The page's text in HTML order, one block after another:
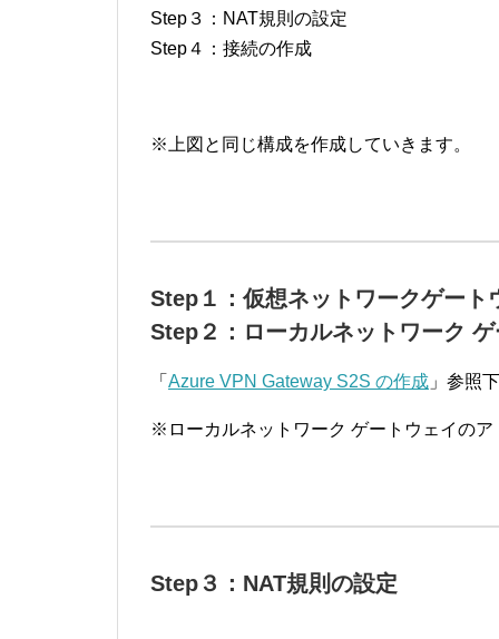
Step３：NAT規則の設定
Step４：接続の作成
※上図と同じ構成を作成していきます。
Step１：仮想ネットワークゲート
Step２：ローカルネットワーク
「 Azure VPN Gateway S2S の作成 」参照
※ローカルネットワーク ゲートウェイの
Step３：NAT規則の設定